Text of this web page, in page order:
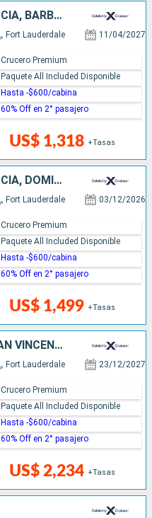
ESTADOS UNIDOS, SANTA LUCIA, BARBADOS, ARUBA
Fort Lauderdale 11/04/2027
US$ 1,318 +Tasas
Crucero Premium
Paquete All Included Disponible
Hasta -$600/cabina
60% Off en 2° pasajero
ESTADOS UNIDOS, SANTA LUCIA, DOMINICA, ANTIGUA Y BARBUDA
Fort Lauderdale 03/12/2026
US$ 1,499 +Tasas
Crucero Premium
Paquete All Included Disponible
Hasta -$600/cabina
60% Off en 2° pasajero
ESTADOS UNIDOS, ARUBA, SAN VINCENT Y LAS GRANADINAS, DOMINICA, SANTA LUCIA
Fort Lauderdale 23/12/2027
US$ 2,234 +Tasas
Crucero Premium
Paquete All Included Disponible
Hasta -$600/cabina
60% Off en 2° pasajero